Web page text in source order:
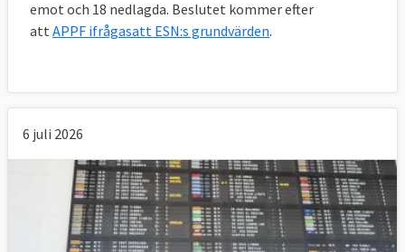
emot och 18 nedlagda. Beslutet kommer efter
att APPF ifrågasatt ESN:s grundvärden.
6 juli 2026